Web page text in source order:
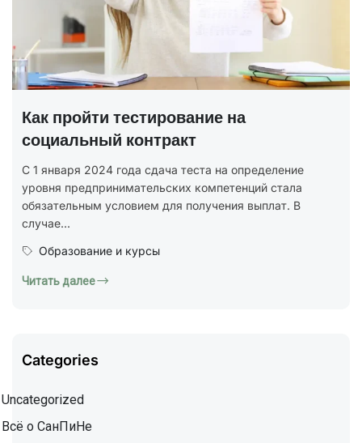
Как пройти тестирование на
социальный контракт
С 1 января 2024 года сдача теста на определение
уровня предпринимательских компетенций стала
обязательным условием для получения выплат. В
случае...
Образование и курсы
Читать далее
Categories
Uncategorized
Всё о СанПиНе